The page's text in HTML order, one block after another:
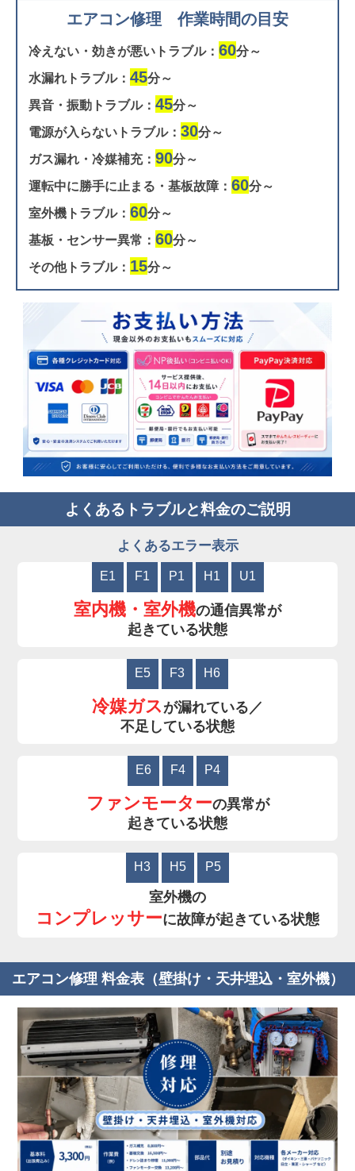
エアコン修理 作業時間の目安
冷えない・効きが悪いトラブル： 60分～
水漏れトラブル： 45分～
異音・振動トラブル： 45分～
電源が入らないトラブル： 30分～
ガス漏れ・冷媒補充： 90分～
運転中に勝手に止まる・基板故障： 60分～
室外機トラブル： 60分～
基板・センサー異常： 60分～
その他トラブル： 15分～
よくあるトラブルと料金のご説明
よくあるエラー表示
E1 F1 P1 H1 U1
室内機・室外機の通信異常が
起きている状態
E5 F3 H6
冷媒ガス が漏れている／
不足している状態
E6 F4 P4
ファンモーターの異常が
起きている状態
H3 H5 P5
室外機の
コンプレッサーに故障が起きている状態
エアコン修理 料金表（壁掛け・天井埋込・室外機）